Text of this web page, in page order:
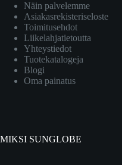
Näin palvelemme
Asiakasrekisteriseloste
Toimitusehdot
Liikelahjatietoutta
Yhteystiedot
Tuotekatalogeja
Blogi
Oma painatus
MIKSI SUNGLOBE